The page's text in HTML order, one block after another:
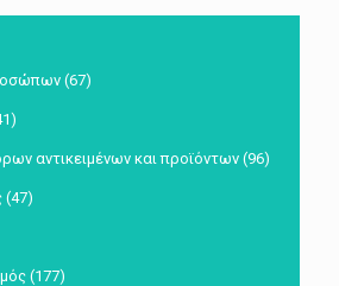
(67)
αντικειμένων και προϊόντων (96)
(47)
(177)